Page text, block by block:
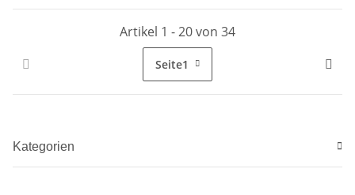
Artikel 1 - 20 von 34
Seite1
Kategorien